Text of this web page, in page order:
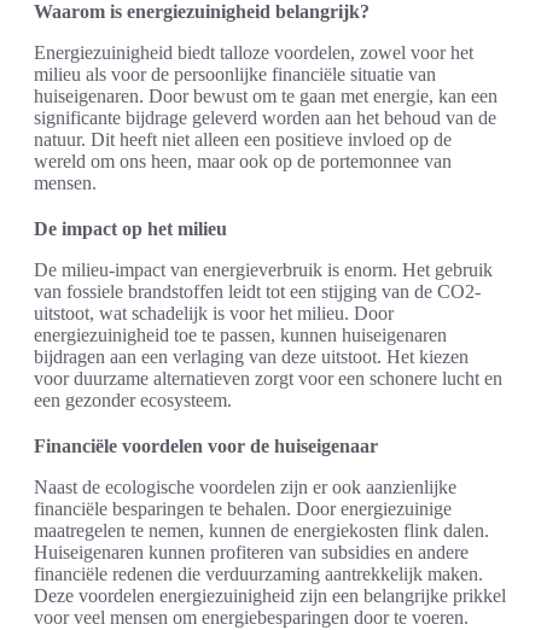
Waarom is energiezuinigheid belangrijk?
Energiezuinigheid biedt talloze voordelen, zowel voor het
milieu als voor de persoonlijke financiële situatie van
huiseigenaren. Door bewust om te gaan met energie, kan een
significante bijdrage geleverd worden aan het behoud van de
natuur. Dit heeft niet alleen een positieve invloed op de
wereld om ons heen, maar ook op de portemonnee van
mensen.
De impact op het milieu
De milieu-impact van energieverbruik is enorm. Het gebruik
van fossiele brandstoffen leidt tot een stijging van de CO2-
uitstoot, wat schadelijk is voor het milieu. Door
energiezuinigheid toe te passen, kunnen huiseigenaren
bijdragen aan een verlaging van deze uitstoot. Het kiezen
voor duurzame alternatieven zorgt voor een schonere lucht en
een gezonder ecosysteem.
Financiële voordelen voor de huiseigenaar
Naast de ecologische voordelen zijn er ook aanzienlijke
financiële besparingen te behalen. Door energiezuinige
maatregelen te nemen, kunnen de energiekosten flink dalen.
Huiseigenaren kunnen profiteren van subsidies en andere
financiële redenen die verduurzaming aantrekkelijk maken.
Deze voordelen energiezuinigheid zijn een belangrijke prikkel
voor veel mensen om energiebesparingen door te voeren.